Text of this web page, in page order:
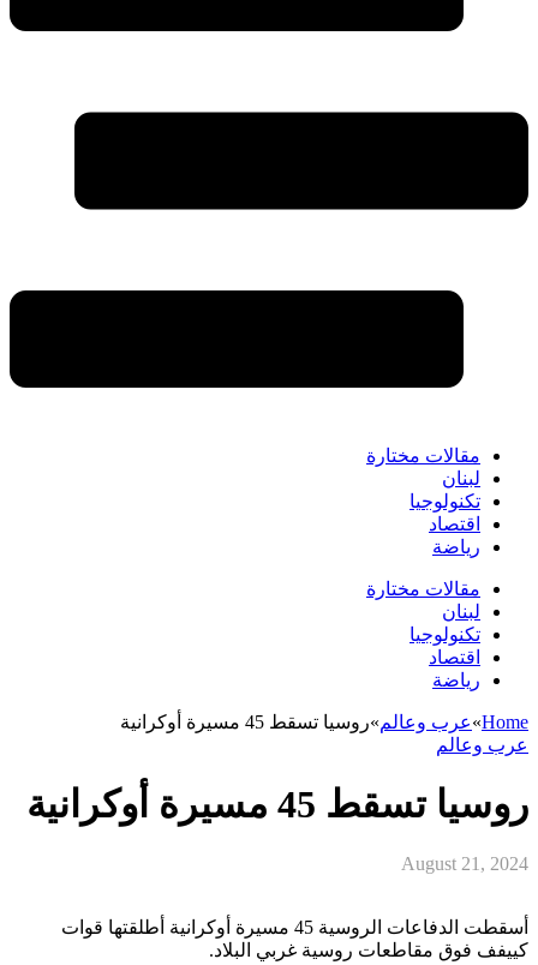
مقالات مختارة
لبنان
تكنولوجيا
اقتصاد
رياضة
مقالات مختارة
لبنان
تكنولوجيا
اقتصاد
رياضة
Home
»عرب وعالم»روسيا تسقط 45 مسيرة أوكرانية
عرب وعالم
روسيا تسقط 45 مسيرة أوكرانية
August 21, 2024
أسقطت الدفاعات الروسية 45 مسيرة أوكرانية أطلقتها قوات
كييفف فوق مقاطعات روسية غربي البلاد.